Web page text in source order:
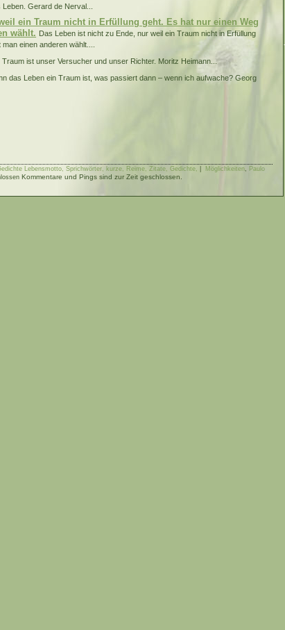
Gerard de Nerval...
ein Traum nicht in Erfüllung geht. Es hat nur einen Weg
wählt. Das Leben ist nicht zu Ende, nur weil ein Traum nicht in Erfüllung
einen anderen wählt....
Traum ist unser Versucher und unser Richter. Moritz Heimann...
das Leben ein Traum ist, was passiert dann – wenn ich aufwache? Georg
Lebensmotto, Sprichwörter, kurze, Reime, Zitate, Gedichte, Möglichkeiten, Paulo
Kommentare und Pings sind zur Zeit geschlossen.